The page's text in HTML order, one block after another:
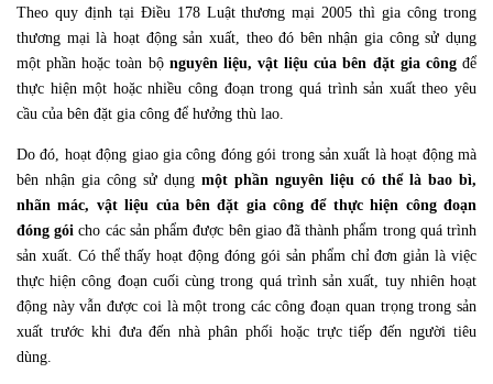
Theo quy định tại Điều 178 Luật thương mại 2005 thì gia công trong
thương mại là hoạt động sản xuất, theo đó bên nhận gia công sử dụng
một phần hoặc toàn bộ nguyên liệu, vật liệu của bên đặt gia côngđể
thực hiện một hoặc nhiều công đoạn trong quá trình sản xuất theo yêu
cầu của bên đặt gia công để hưởng thù lao.
Do đó, hoạt động giao gia công đóng gói trong sản xuất là hoạt động mà
bên nhận gia công sử dụng một phần nguyên liệu có thể là bao bì,
nhãn mác, vật liệu của bên đặt gia công để thực hiện công đoạn
đóng góicho các sản phẩm được bên giao đã thành phẩm trong quá trình
sản xuất. Có thể thấy hoạt động đóng gói sản phẩm chỉ đơn giản là việc
thực hiện công đoạn cuối cùng trong quá trình sản xuất, tuy nhiên hoạt
động này vẫn được coi là một trong các công đoạn quan trọng trong sản
xuất trước khi đưa đến nhà phân phối hoặc trực tiếp đến người tiêu
dùng.